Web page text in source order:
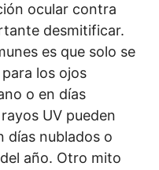
ocular contra
desmitificar.
es que solo se
los ojos
o en días
UV pueden
días nublados o
año. Otro mito